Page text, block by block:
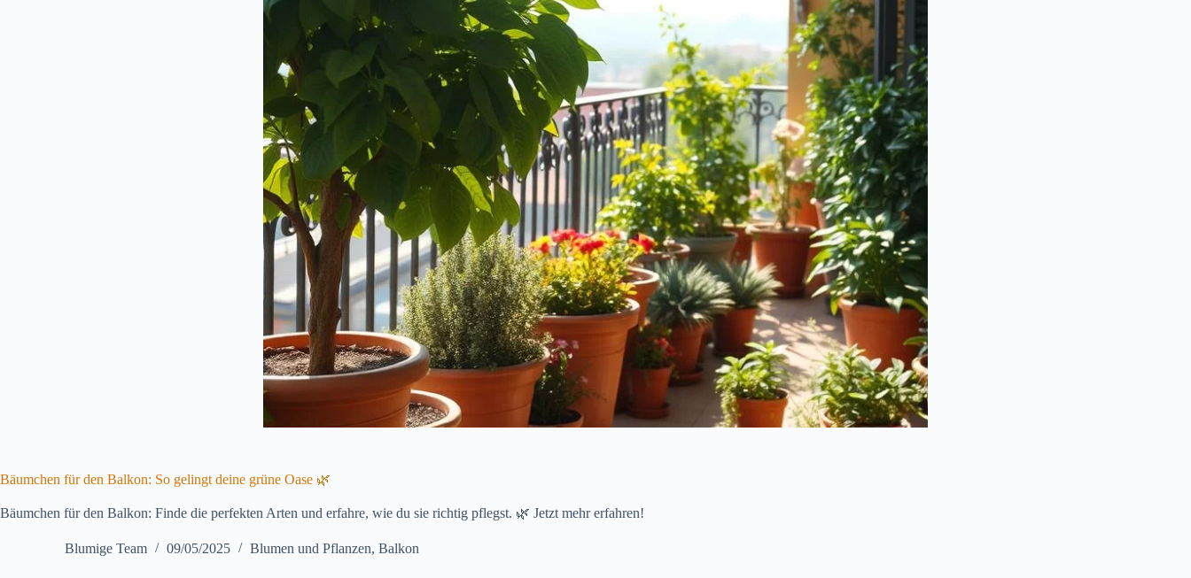
Bäumchen für den Balkon: So gelingt deine grüne Oase 🌿
Bäumchen für den Balkon: Finde die perfekten Arten und erfahre, wie du sie richtig pflegst. 🌿 Jetzt mehr erfahren!
Blumige Team 09/05/2025 Blumen und Pflanzen, Balkon